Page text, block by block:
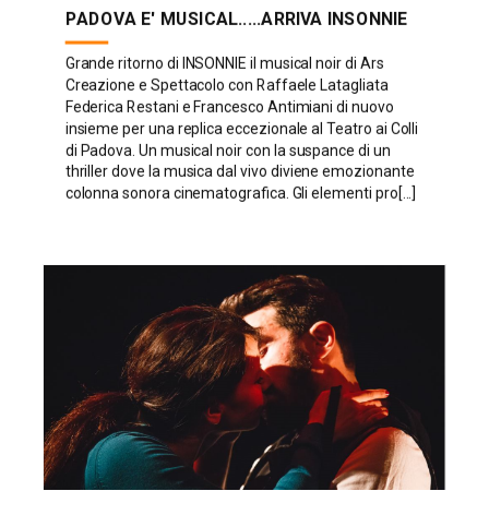
PADOVA E' MUSICAL.....ARRIVA INSONNIE
Grande ritorno di INSONNIE il musical noir di Ars
Creazione e Spettacolo con Raffaele Latagliata
Federica Restani e Francesco Antimiani di nuovo
insieme per una replica eccezionale al Teatro ai Colli
di Padova. Un musical noir con la suspance di un
thriller dove la musica dal vivo diviene emozionante
colonna sonora cinematografica. Gli elementi pro[...]